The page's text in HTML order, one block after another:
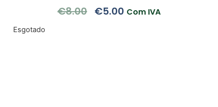
€8.00 €5.00 Com IVA
Esgotado